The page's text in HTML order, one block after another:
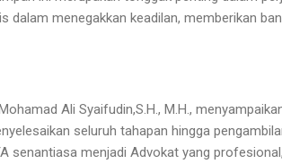
dalam menegakkan keadilan, memberikan
Ali Syaifudin,S.H., M.H.,
seluruh tahapan hingga
senantiasa menjadi Advokat yang